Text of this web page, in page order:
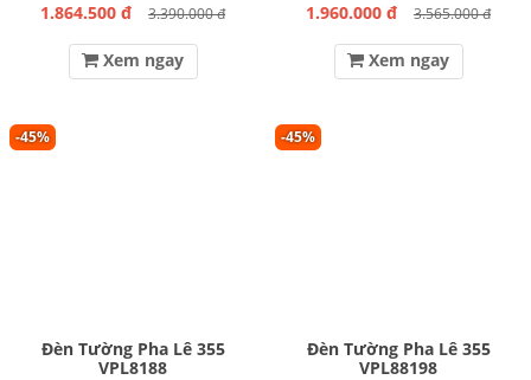
1.864.500 đ 3.390.000 đ
Xem ngay
1.960.000 đ 3.565.000 đ
Xem ngay
-45%
Đèn Tường Pha Lê 355
VPL8188
-45%
Đèn Tường Pha Lê 355
VPL88198